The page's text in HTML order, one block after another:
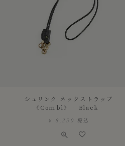
シュリンク ネックストラップ
《Combi》 - Black -
¥ 8,250 税込